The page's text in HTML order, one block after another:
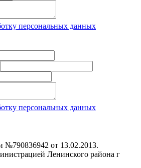
персональных данных
персональных данных
№790836942 от 13.02.2013.
Ленинского района г